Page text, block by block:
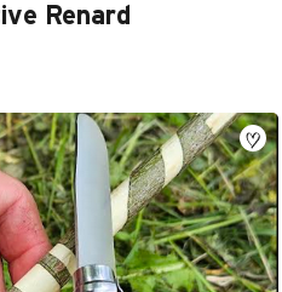
Renard